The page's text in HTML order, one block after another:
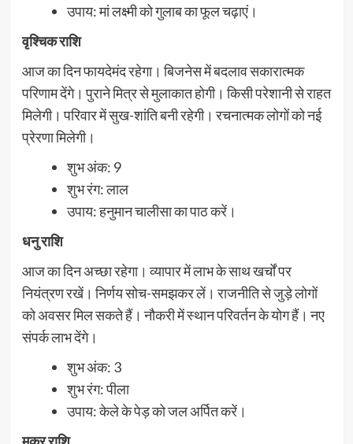
उपाय: मां लक्ष्मी को गुलाब का फूल चढ़ाएं।
वृश्चिक राशि
आज का दिन फायदेमंद रहेगा। बिजनेस में बदलाव सकारात्मक
परिणाम देंगे। पुराने मित्र से मुलाकात होगी। किसी परेशानी से राहत
मिलेगी। परिवार में सुख-शांति बनी रहेगी। रचनात्मक लोगों को नई
प्रेरणा मिलेगी।
शुभ अंक: 9
शुभ रंग: लाल
उपाय: हनुमान चालीसा का पाठ करें।
धनु राशि
आज का दिन अच्छा रहेगा। व्यापार में लाभ के साथ खर्चों पर
नियंत्रण रखें। निर्णय सोच-समझकर लें। राजनीति से जुड़े लोगों
को अवसर मिल सकते हैं। नौकरी में स्थान परिवर्तन के योग हैं। नए
संपर्क लाभ देंगे।
शुभ अंक: 3
शुभ रंग: पीला
उपाय: केले के पेड़ को जल अर्पित करें।